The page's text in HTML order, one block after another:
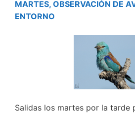
MARTES, OBSERVACIÓN DE
ENTORNO
Salidas los martes por la tarde